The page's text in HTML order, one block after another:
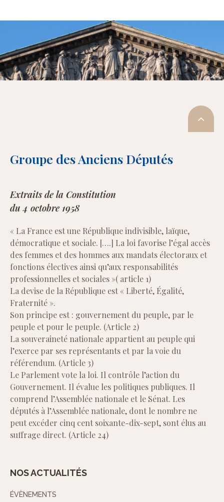
Groupe des Anciens Députés
Extraits de la Constitution
du 4 octobre 1958
« La France est une République indivisible, laïque,
démocratique et sociale. [….] La loi favorise l’égal accès
des femmes et des hommes aux mandats électoraux et
fonctions électives ainsi qu’aux responsabilités
professionnelles et sociales »( article 1)
La devise de la République est « Liberté, Égalité,
Fraternité ».
Son principe est : gouvernement du peuple, par le
peuple et pour le peuple. (Article 2)
La souveraineté nationale appartient au peuple qui
l’exerce par ses représentants et par la voie du
référendum. (Article 3)
Le Parlement vote la loi. Il contrôle l’action du
Gouvernement. Il évalue les politiques publiques. Il
comprend l’Assemblée nationale et le Sénat. Les
députés à l’Assemblée nationale, dont le nombre ne
peut excéder cinq cent soixante-dix-sept, sont élus au
suffrage direct. (Article 24)
NOS ACTUALITÉS
ÉVÈNEMENTS